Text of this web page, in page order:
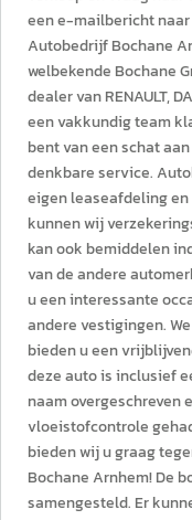
een e-mailbericht
Autobedrijf Bochane
welbekende Bochane
dealer van RENAULT,
een vakkundig team
bent van een schat
denkbare service.
eigen leaseafdeling
kunnen wij
kan ook bemiddelen
van de andere
u een interessante
andere vestigingen.
bieden u een
deze auto is inclusief
naam overgeschreven
vloeistofcontrole
bieden wij u graag
Bochane Arnhem! De
samengesteld. Er